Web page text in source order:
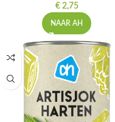
€2,75
NAAR AH